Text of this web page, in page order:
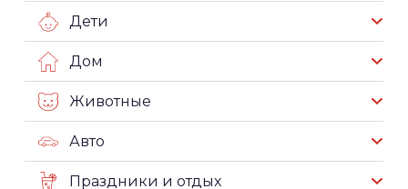
Дети
Дом
Животные
Авто
Праздники и отдых